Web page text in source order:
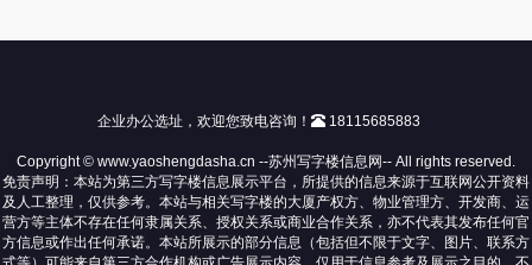
企业办公选址，欢迎您致电咨询！ 18115685883
Copyright © www.yaoshengdasha.cn --苏州写字楼信息网-- All rights reserved.
免责声明：本站为第三方写字楼信息展示平台，所提供的信息来源于互联网公开资料
及人工整理，仅供参考。本站与相关写字楼的大厦产权方、物业管理方、开发商、运
营方等主体不存在任何隶属关系、授权关系或商业合作关系，亦不代表其发布任何官
方信息或作出任何承诺。本站所展示的部分信息（包括但不限于文字、图片、联系方